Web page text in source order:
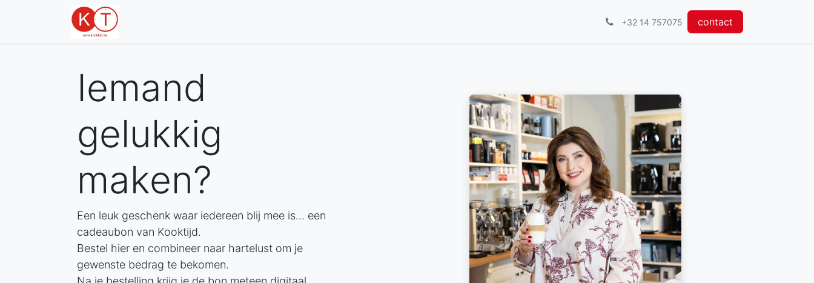
+32 14 757075 contact
Iemand
gelukkig
maken?
Een leuk geschenk waar iedereen blij mee is... een
cadeaubon van Kooktijd.
Bestel hier en combineer naar hartelust om je
gewenste bedrag te bekomen.